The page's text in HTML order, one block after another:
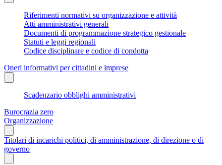
Riferimenti normativi su organizzazione e attività
Atti amministrativi generali
Documenti di programmazione strategico gestionale
Statuti e leggi regionali
Codice disciplinare e codice di condotta
Oneri informativi per cittadini e imprese
Scadenzario obblighi amministrativi
Burocrazia zero
Organizzazione
Titolari di incarichi politici, di amministrazione, di direzione o di
governo